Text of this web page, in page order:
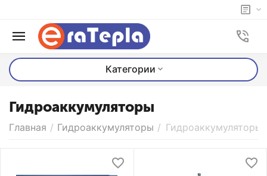
Категории
Гидроаккумуляторы
Главная / Гидроаккумуляторы / Гидроаккумуляторы